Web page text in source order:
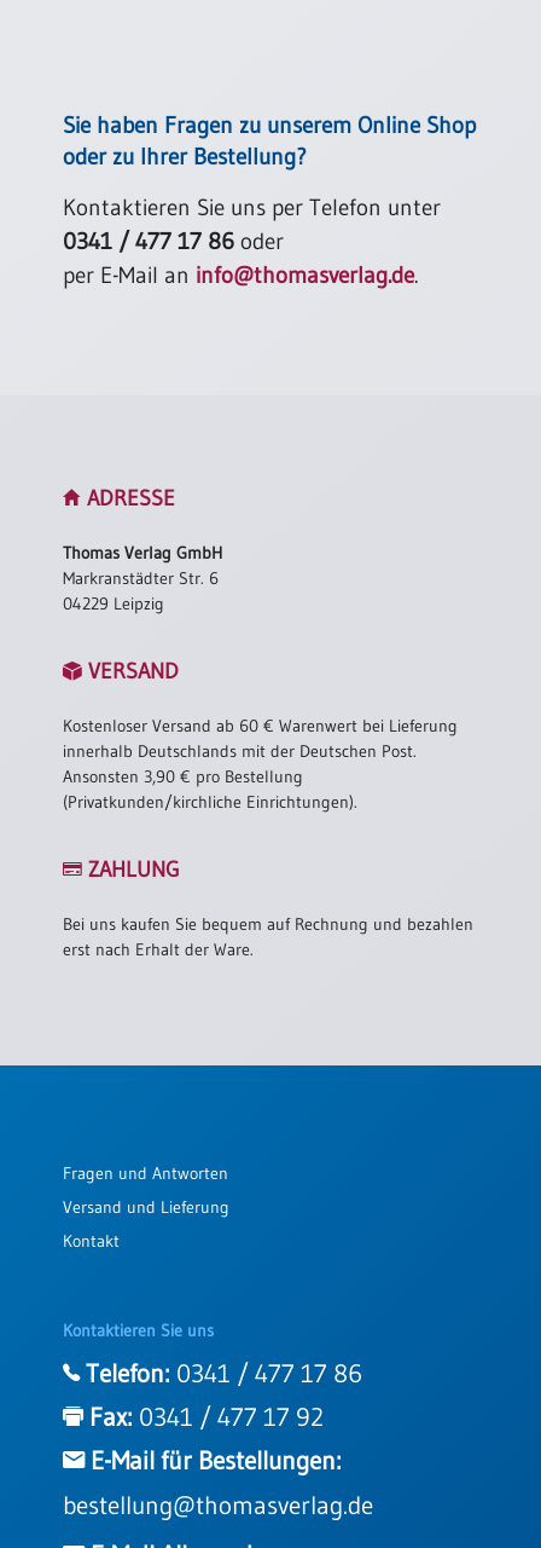
Sie haben Fragen zu unserem Online Shop
oder zu Ihrer Bestellung?
Kontaktieren Sie uns per Telefon unter
0341 / 477 17 86 oder
per E-Mail an info@thomasverlag.de.
ADRESSE
Thomas Verlag GmbH
Markranstädter Str. 6
04229 Leipzig
VERSAND
Kostenloser Versand ab 60 € Warenwert bei Lieferung
innerhalb Deutschlands mit der Deutschen Post.
Ansonsten 3,90 € pro Bestellung
(Privatkunden/kirchliche Einrichtungen).
ZAHLUNG
Bei uns kaufen Sie bequem auf Rechnung und bezahlen
erst nach Erhalt der Ware.
Fragen und Antworten
Versand und Lieferung
Kontakt
Kontaktieren Sie uns
Telefon: 0341 / 477 17 86
Fax: 0341 / 477 17 92
E-Mail für Bestellungen:
bestellung@thomasverlag.de